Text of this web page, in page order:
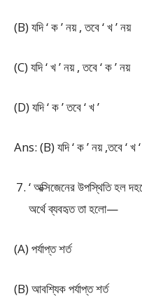
(B) যদি ‘ ক ’ নয় , তবে ‘ খ ’ নয়
(C) যদি ‘ খ ’ নয় , তবে ‘ ক ’ নয়
(D) যদি ‘ ক ’ তবে ‘ খ ’
Ans: (B) যদি ‘ ক ’ নয় ,তবে ‘ খ
‘ অক্সিজেনের উপস্থিতি হল
অর্থে ব্যবহৃত তা হলো—
(A) পর্যাপ্ত শর্ত
(B) আবশ্যিক পর্যাপ্ত শর্ত